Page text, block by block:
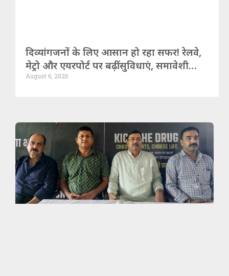
दिव्यांगजनों के लिए आसान हो रहा सफर! रेलवे,
मेट्रो और एयरपोर्ट पर बढ़ीं सुविधाएं, समावेशी
भारत की ओर बड़ा कदम
August 6, 2026